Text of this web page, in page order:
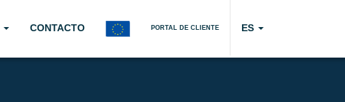
CONTACTO PORTAL DE CLIENTE ES